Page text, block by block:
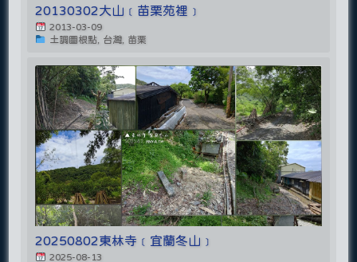
20130302大山﹝苗栗苑裡﹞
2013-03-09
土調圖根點, 台灣, 苗栗
20250802東林寺﹝宜蘭冬山﹞
2025-08-13